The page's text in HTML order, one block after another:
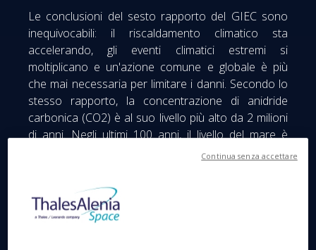
Le conclusioni del sesto rapporto del GIEC sono
inequivocabili: il riscaldamento climatico sta
accelerando, gli eventi climatici estremi si
moltiplicano e un'azione comune e globale è più
che mai necessaria per limitare i danni. Secondo lo
stesso rapporto, la concentrazione di anidride
carbonica (CO2) è al suo livello più alto da 2 milioni
di anni. Negli ultimi 100 anni, il livello del mare è
aumentato a un ritmo senza precedenti negli ultimi
Grazie alle tecnologie spaziali, disponiamo di
strumenti essenziali per garantire un monitoraggio
Continua senza accettare